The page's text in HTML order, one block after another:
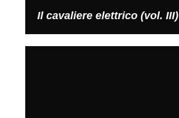
Il cavaliere elettrico (vol. III)